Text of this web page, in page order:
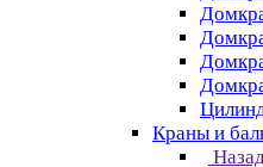
Краны и